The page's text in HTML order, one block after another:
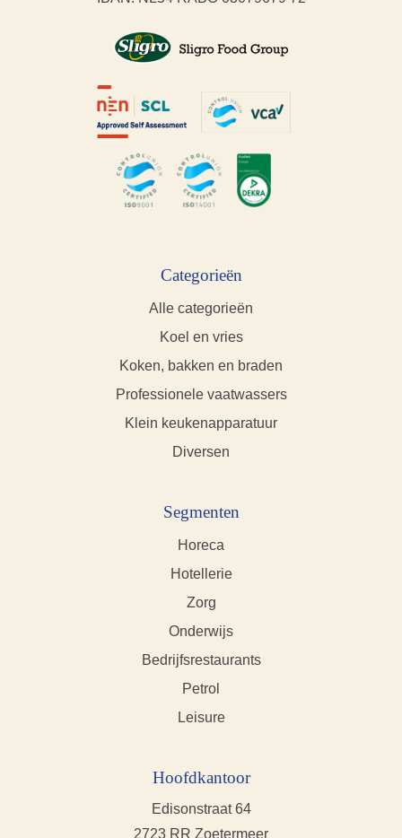
Categorieën
Alle categorieën
Koel en vries
Koken, bakken en braden
Professionele vaatwassers
Klein keukenapparatuur
Diversen
Segmenten
Horeca
Hotellerie
Zorg
Onderwijs
Bedrijfsrestaurants
Petrol
Leisure
Hoofdkantoor
Edisonstraat 64
2723 RR Zoetermeer